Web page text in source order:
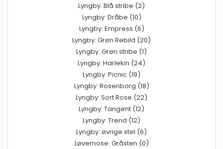
Lyngby: Blå stribe (2)
Lyngby: Dråbe (10)
Lyngby: Empress (6)
Lyngby: Grøn Rebild (20)
Lyngby: Grøn stribe (1)
Lyngby: Harlekin (24)
Lyngby: Picnic (19)
Lyngby: Rosenborg (18)
Lyngby: Sort Rose (22)
Lyngby: Tangent (12)
Lyngby: Trend (12)
Lyngby: øvrige stel (6)
Løvemose: Gråsten (0)